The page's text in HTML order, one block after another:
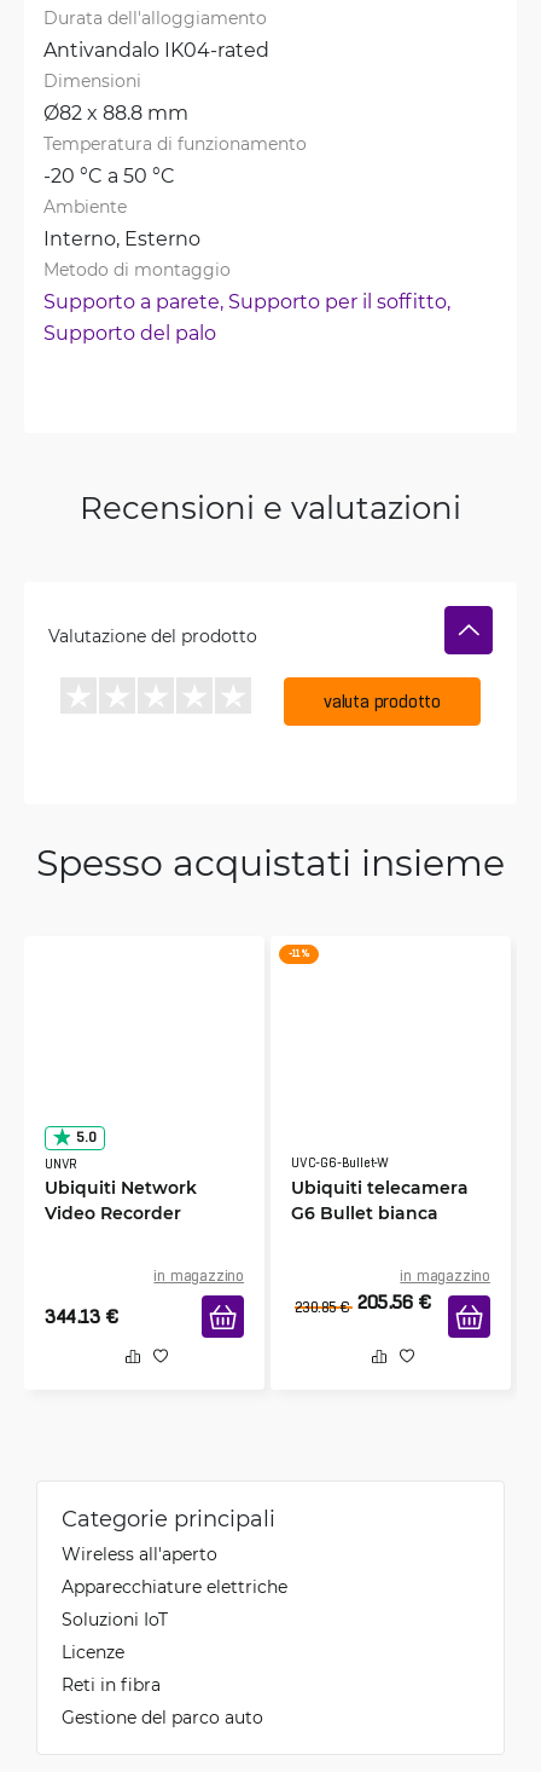
Durata dell'alloggiamento
Antivandalo IK04-rated
Dimensioni
Ø82 x 88.8 mm
Temperatura di funzionamento
-20 °C a 50 °C
Ambiente
Interno, Esterno
Metodo di montaggio
Supporto a parete, Supporto per il soffitto,
Supporto del palo
Recensioni e valutazioni
Valutazione del prodotto
valuta prodotto
Spesso acquistati insieme
5.0
UNVR
Ubiquiti Network
Video Recorder
in magazzino
344.13 €
-11 %
UVC-G6-Bullet-W
Ubiquiti telecamera
G6 Bullet bianca
in magazzino
230.85 € 205.56 €
Categorie principali
Wireless all'aperto
Apparecchiature elettriche
Soluzioni IoT
Licenze
Reti in fibra
Gestione del parco auto